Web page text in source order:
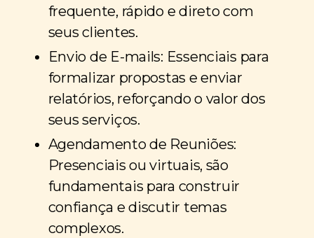
frequente, rápido e direto com
seus clientes.
Envio de E-mails: Essenciais para
formalizar propostas e enviar
relatórios, reforçando o valor dos
seus serviços.
Agendamento de Reuniões:
Presenciais ou virtuais, são
fundamentais para construir
confiança e discutir temas
complexos.